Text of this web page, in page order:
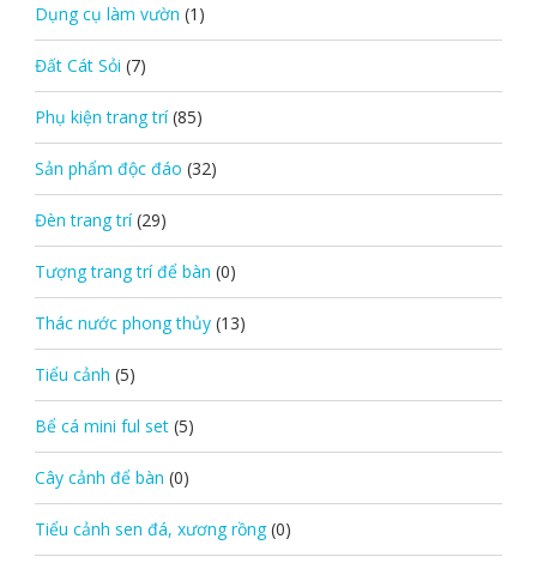
Dụng cụ làm vườn (1)
Đất Cát Sỏi (7)
Phụ kiện trang trí (85)
Sản phẩm độc đáo (32)
Đèn trang trí (29)
Tượng trang trí để bàn (0)
Thác nước phong thủy (13)
Tiểu cảnh (5)
Bể cá mini ful set (5)
Cây cảnh để bàn (0)
Tiểu cảnh sen đá, xương rồng (0)